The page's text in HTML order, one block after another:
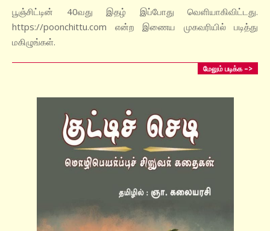
15
பூஞ்சிட்டின் 40வது இதழ் இப்போது வெளியாகிவிட்டது.
https://poonchittu.com என்ற இணைய முகவரியில் படித்து
மகிழுங்கள்.
மேலும் படிக்க –>